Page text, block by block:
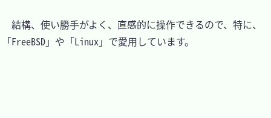
結構、使い勝手がよく、直感的に操作できるので、特に、
「FreeBSD」や「Linux」で愛用しています。